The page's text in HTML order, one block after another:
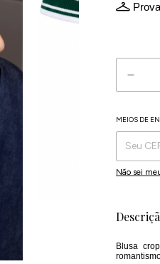
Entregas
MEIOS DE
Não sei
Blusa